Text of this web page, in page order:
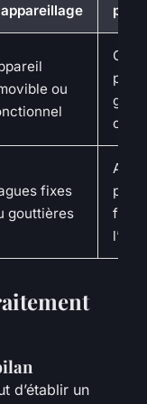
ou
fixes
gouttières
d’établir un